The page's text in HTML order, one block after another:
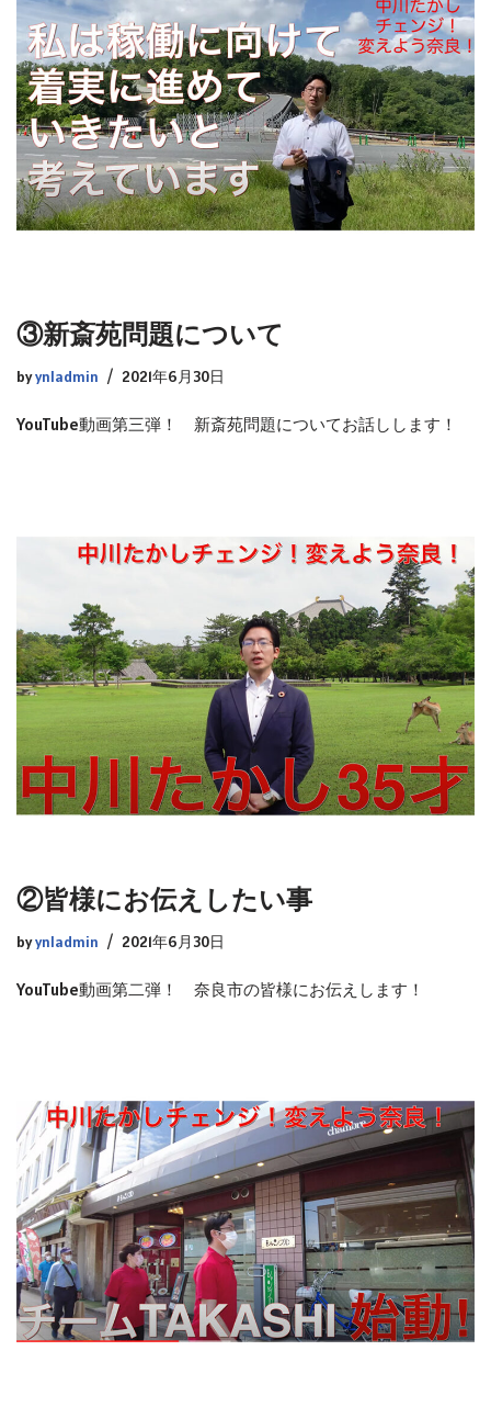
③新斎苑問題について
byynladmin 2021年6月30日
YouTube動画第三弾！ 新斎苑問題についてお話しします！
②皆様にお伝えしたい事
byynladmin 2021年6月30日
YouTube動画第二弾！ 奈良市の皆様にお伝えします！